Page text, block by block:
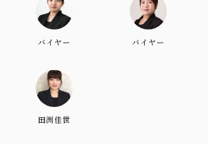
バイヤー バイヤー
田渕佳世